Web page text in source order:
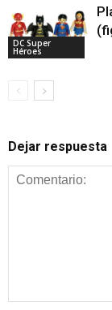
DC Super
Héroes
Dejar respuesta